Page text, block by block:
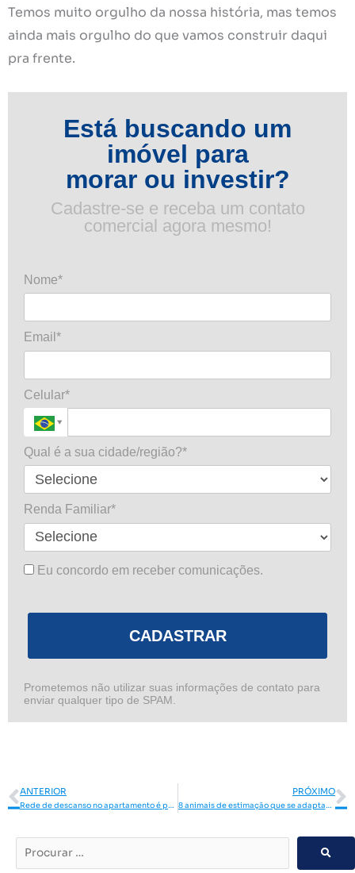
Temos muito orgulho da nossa história, mas temos
ainda mais orgulho do que vamos construir daqui
pra frente.
Está buscando um
imóvel para
morar ou investir?
Cadastre-se e receba um contato
comercial agora mesmo!
Nome*
Email*
Celular*
Qual é a sua cidade/região?*
Renda Familiar*
Eu concordo em receber comunicações.
CADASTRAR
Prometemos não utilizar suas informações de contato para
enviar qualquer tipo de SPAM.
Anterior
ANTERIOR
Rede de descanso no apartamento é possível? Veja dicas para aplicar no seu apartamento também
PRÓXIMO
8 animais de estimação que se adaptam bem em apartamentos
Procurar
…